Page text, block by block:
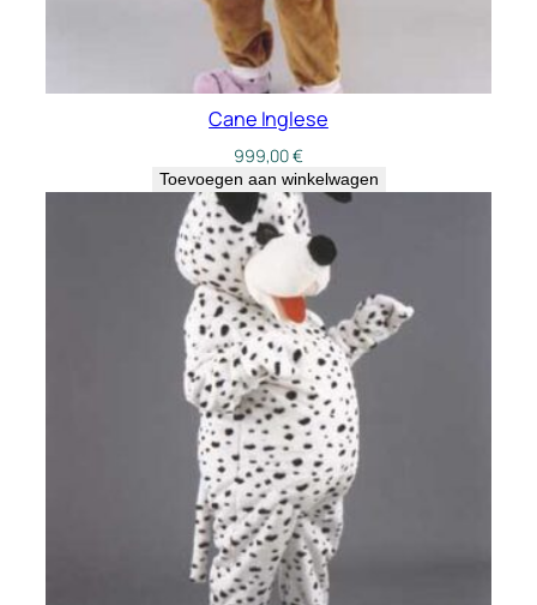
Cane Inglese
999,00€
Toevoegen aan winkelwagen